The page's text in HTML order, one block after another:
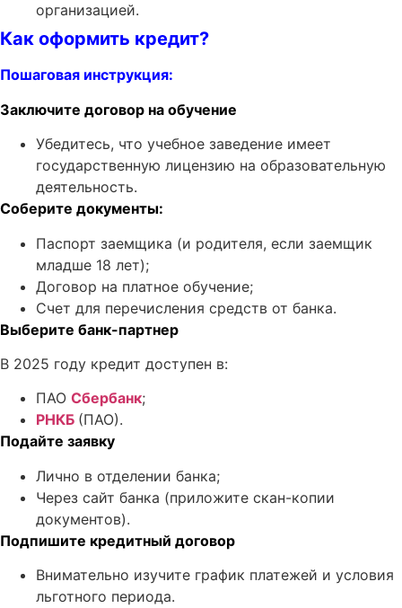
организацией.
Как оформить кредит?
Пошаговая инструкция:
Заключите договор на обучение
Убедитесь, что учебное заведение имеет
государственную лицензию на образовательную
деятельность.
Соберите документы:
Паспорт заемщика (и родителя, если заемщик
младше 18 лет);
Договор на платное обучение;
Счет для перечисления средств от банка.
Выберите банк-партнер
В 2025 году кредит доступен в:
ПАО Сбербанк;
РНКБ (ПАО).
Подайте заявку
Лично в отделении банка;
Через сайт банка (приложите скан-копии
документов).
Подпишите кредитный договор
Внимательно изучите график платежей и условия
льготного периода.